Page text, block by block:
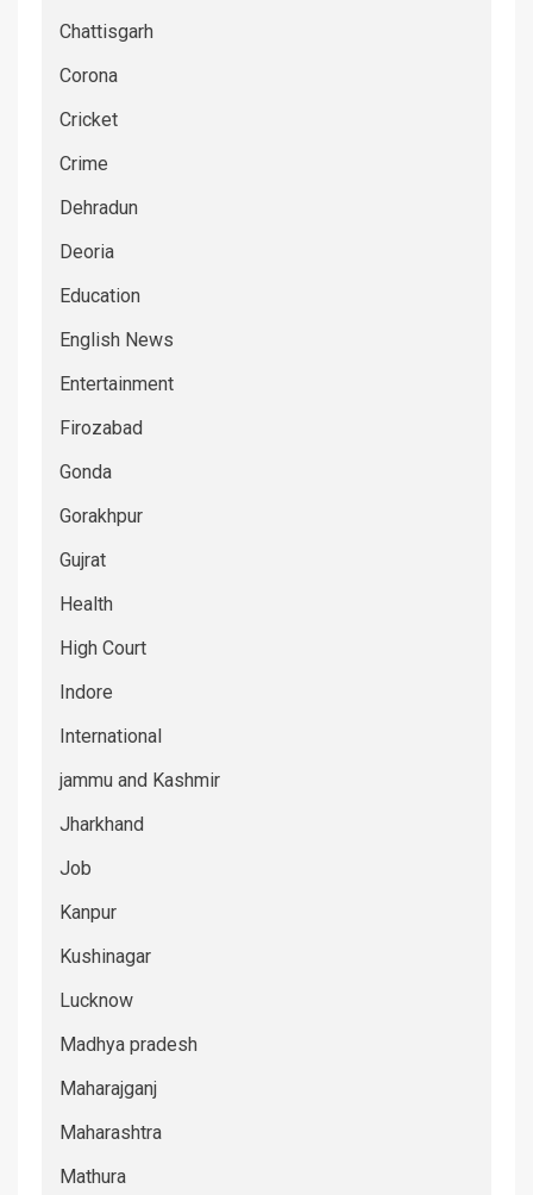
Chattisgarh
Corona
Cricket
Crime
Dehradun
Deoria
Education
English News
Entertainment
Firozabad
Gonda
Gorakhpur
Gujrat
Health
High Court
Indore
International
jammu and Kashmir
Jharkhand
Job
Kanpur
Kushinagar
Lucknow
Madhya pradesh
Maharajganj
Maharashtra
Mathura